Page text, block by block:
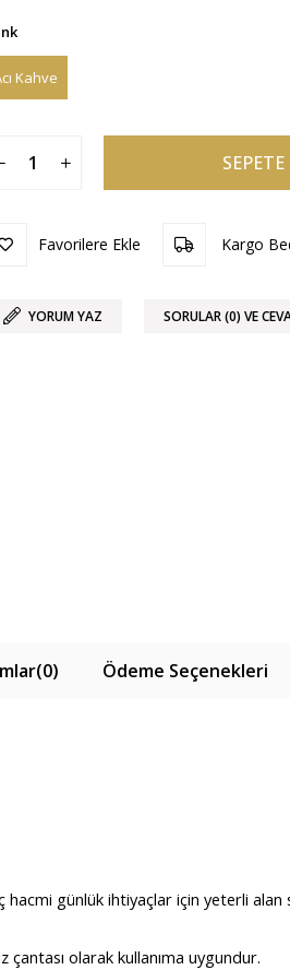
Kahve
Favorilere Ekle Kargo
YORUM YAZ SORULAR (0) VE
(0) Ödeme Seçenekleri
günlük ihtiyaçlar için yeterli
çantası olarak kullanıma uygundur.